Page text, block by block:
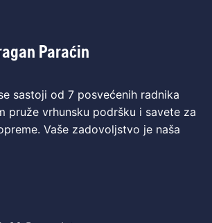
Paraćin
sastoji od 7 posvećenih radnika
pruže vrhunsku podršku i savete za
Vaše zadovoljstvo je naša